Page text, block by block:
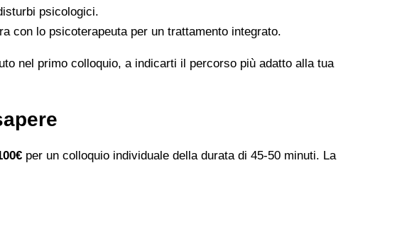
psicologici.
con lo psicoterapeuta per un trattamento integrato.
nel primo colloquio, a indicarti il percorso più adatto alla tua
per un colloquio individuale della durata di 45-50 minuti. La